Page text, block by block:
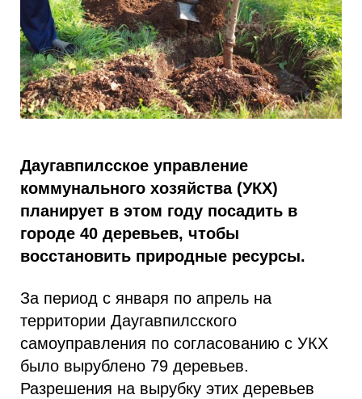
Даугавпилсское управление
коммунального хозяйства (УКХ)
планирует в этом году посадить в
городе 40 деревьев, чтобы
восстановить природные ресурсы.
За период с января по апрель на
территории Даугавпилсского
самоуправления по согласованию с УКХ
было вырублено 79 деревьев.
Разрешения на вырубку этих деревьев